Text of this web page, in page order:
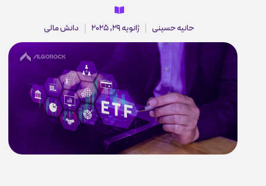
حانیه حسینی ژانویه 29, 2025 دانش مالی